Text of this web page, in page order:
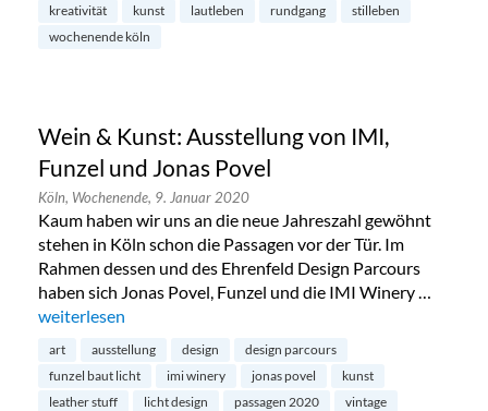
kreativität
kunst lautleben rundgang
stilleben
wochenende köln
Wein & Kunst: Ausstellung von IMI,
Funzel und Jonas Povel
Köln, Wochenende, 9. Januar 2020
Kaum haben wir uns an die neue Jahreszahl gewöhnt
stehen in Köln schon die Passagen vor der Tür. Im
Rahmen dessen und des Ehrenfeld Design Parcours
haben sich Jonas Povel, Funzel und die IMI Winery …
„Wein & Kunst: Ausstellung von IMI, Funzel und Jonas
weiterlesen
art ausstellung design
design parcours
funzel baut licht
imi winery jonas povel
kunst
leather stuff
licht design passagen 2020
vintage